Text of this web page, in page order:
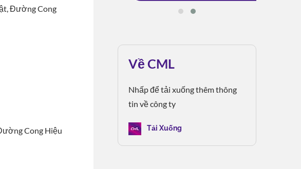
Đường Cong
Cong Hiệu
Về CML
Nhấp để tải xuống thêm thông
tin về công ty
Tải Xuống